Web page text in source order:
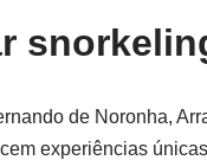
de Noronha,
experiências